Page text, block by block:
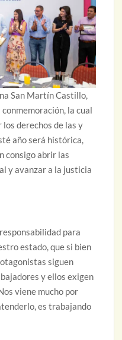
San Martín Castillo,
la cual
derechos de las y
año será histórica,
consigo abrir las
y avanzar a la justicia
para
estado, que si bien
siguen
y ellos exigen
viene mucho por
es trabajando